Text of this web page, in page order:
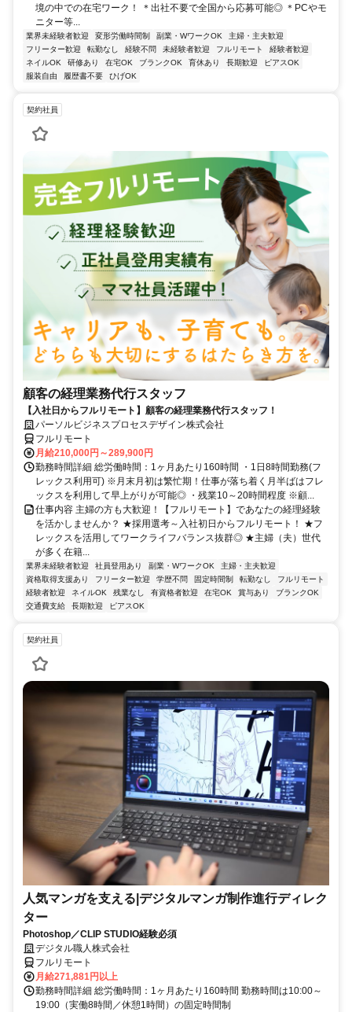
境の中での在宅ワーク！ ＊出社不要で全国から応募可能◎ ＊PCやモ
ニター等...
業界未経験者歓迎 変形労働時間制 副業・WワークOK
主婦・主夫歓迎
フリーター歓迎
転勤なし 経験不問 未経験者歓迎 フルリモート
経験者歓迎
ネイルOK
研修あり 在宅OK ブランクOK 育休あり 長期歓迎
ピアスOK
服装自由
履歴書不要 ひげOK
契約社員
顧客の経理業務代行スタッフ
【入社日からフルリモート】顧客の経理業務代行スタッフ！
パーソルビジネスプロセスデザイン株式会社
フルリモート
月給210,000円～289,900円
勤務時間詳細 総労働時間：1ヶ月あたり160時間 ・1日8時間勤務(フ
レックス利用可) ※月末月初は繁忙期！仕事が落ち着く月半ばはフレ
ックスを利用して早上がりが可能◎ ・残業10～20時間程度 ※顧...
仕事内容 主婦の方も大歓迎！【フルリモート】であなたの経理経験
を活かしませんか？ ★採用選考～入社初日からフルリモート！ ★フ
レックスを活用してワークライフバランス抜群◎ ★主婦（夫）世代
が多く在籍...
業界未経験者歓迎 社員登用あり 副業・WワークOK
主婦・主夫歓迎
資格取得支援あり
フリーター歓迎 学歴不問 固定時間制 転勤なし
フルリモート
経験者歓迎
ネイルOK 残業なし 有資格者歓迎 在宅OK 賞与あり
ブランクOK
交通費支給
長期歓迎 ピアスOK
契約社員
人気マンガを支える|デジタルマンガ制作進行ディレク
ター
Photoshop／CLIP STUDIO経験必須
デジタル職人株式会社
フルリモート
月給271,881円以上
勤務時間詳細 総労働時間：1ヶ月あたり160時間 勤務時間は10:00～
19:00（実働8時間／休憩1時間）の固定時間制